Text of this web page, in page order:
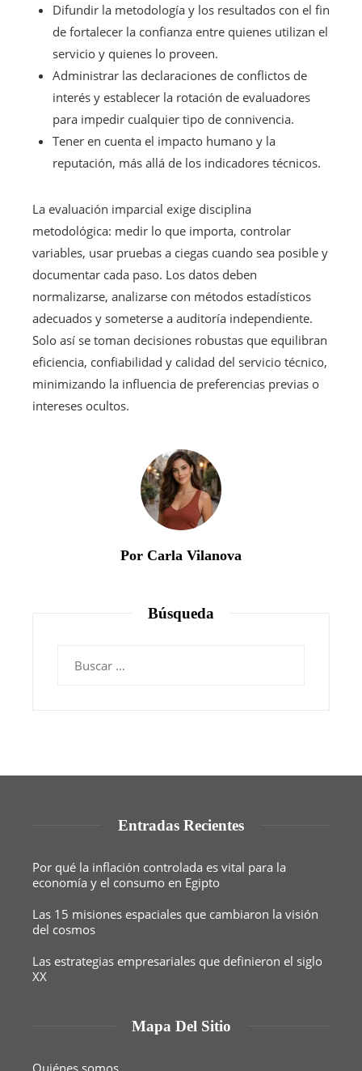
Difundir la metodología y los resultados con el fin
de fortalecer la confianza entre quienes utilizan el
servicio y quienes lo proveen.
Administrar las declaraciones de conflictos de
interés y establecer la rotación de evaluadores
para impedir cualquier tipo de connivencia.
Tener en cuenta el impacto humano y la
reputación, más allá de los indicadores técnicos.
La evaluación imparcial exige disciplina
metodológica: medir lo que importa, controlar
variables, usar pruebas a ciegas cuando sea posible y
documentar cada paso. Los datos deben
normalizarse, analizarse con métodos estadísticos
adecuados y someterse a auditoría independiente.
Solo así se toman decisiones robustas que equilibran
eficiencia, confiabilidad y calidad del servicio técnico,
minimizando la influencia de preferencias previas o
intereses ocultos.
Por Carla Vilanova
Búsqueda
Entradas Recientes
Por qué la inflación controlada es vital para la
economía y el consumo en Egipto
Las 15 misiones espaciales que cambiaron la visión
del cosmos
Las estrategias empresariales que definieron el siglo
XX
Mapa Del Sitio
Quiénes somos